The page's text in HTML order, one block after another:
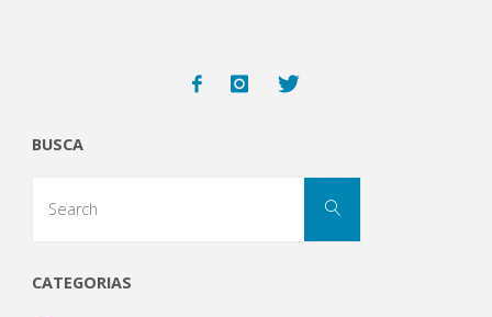
BUSCA
Search
CATEGORIAS